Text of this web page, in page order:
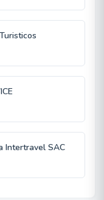
Intertravel SAC